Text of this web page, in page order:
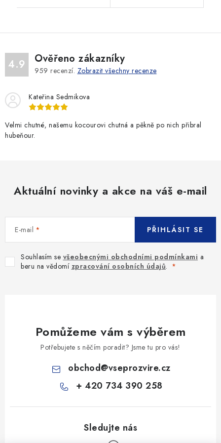
4.9 Ověřeno zákazníky
959 recenzí. Zobrazit všechny recenze
Kateřina Sedmikova
Velmi chutné, našemu kocourovi chutná a pěkně po nich přibral
hubeňour.
Aktuální novinky a akce na váš e-mail
E-mail
Souhlasím se všeobecnými obchodními podmínkami a
beru na vědomí zpracování osobních údajů.
PŘIHLÁSIT SE
Pomůžeme vám s výběrem
Potřebujete s něčím poradit? Jsme tu pro vás!
obchod@vseprozvire.cz
+ 420 734 390 258